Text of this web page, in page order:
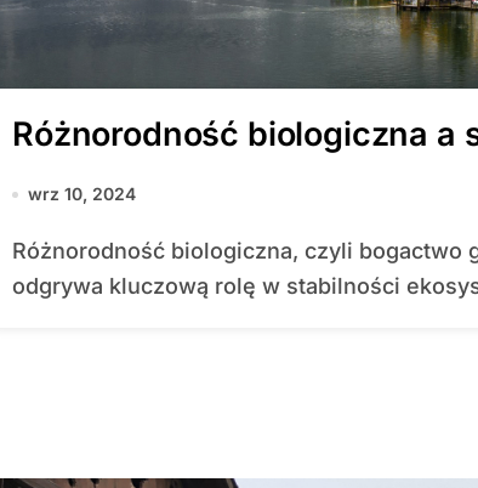
Różnorodność biologiczna a
wrz 10, 2024
Różnorodność biologiczna, czyli bogactwo gatunków, genów i ekosystemów,
odgrywa kluczową rolę w stabilności